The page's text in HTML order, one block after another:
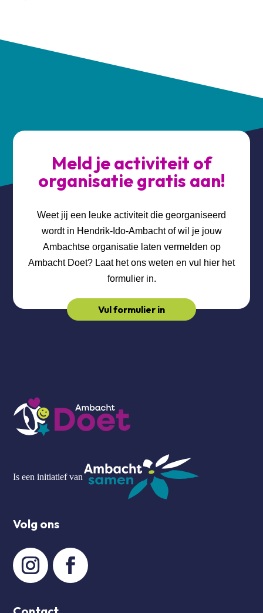
Meld je activiteit of
organisatie gratis aan!
Weet jij een leuke activiteit die georganiseerd
wordt in Hendrik-Ido-Ambacht of wil je jouw
Ambachtse organisatie laten vermelden op
Ambacht Doet? Laat het ons weten en vul hier het
formulier in.
Vul formulier in
Is een initiatief van
Volg ons